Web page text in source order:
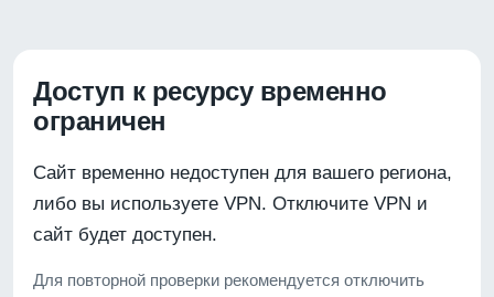
Доступ к ресурсу временно
ограничен
Сайт временно недоступен для вашего региона,
либо вы используете VPN. Отключите VPN и
сайт будет доступен.
Для повторной проверки рекомендуется отключить